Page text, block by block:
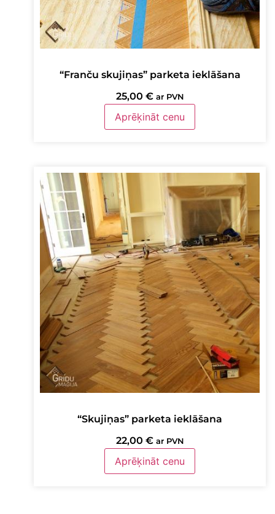
“Franču skujiņas” parketa ieklāšana
25,00 € ar PVN
Aprēķināt cenu
“Skujiņas” parketa ieklāšana
22,00 € ar PVN
Aprēķināt cenu